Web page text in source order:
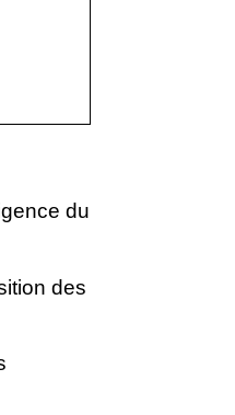
du
des